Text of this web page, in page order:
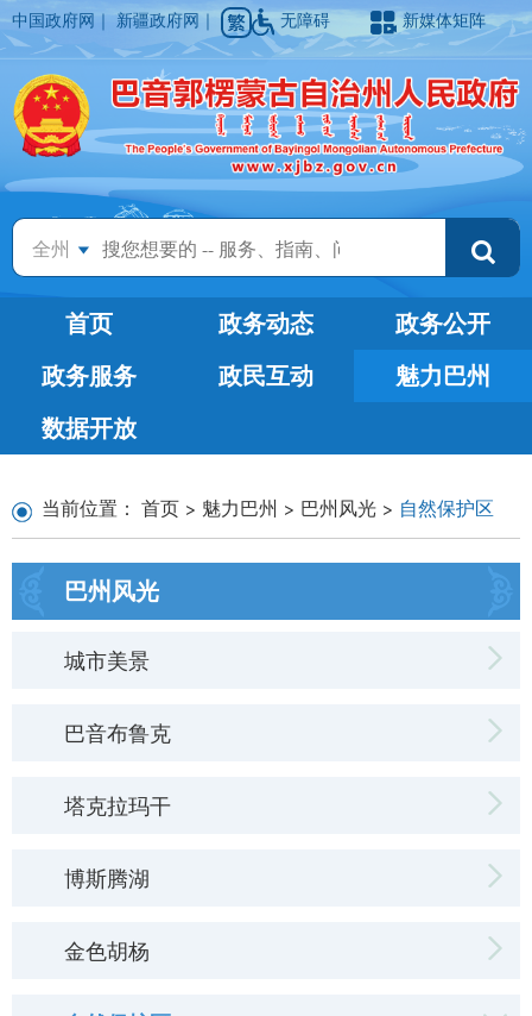
中国政府网 ｜新疆政府网 ｜ 无障碍 新媒体矩阵
全州
首页 政务动态
政务公开
政务服务
政民互动
魅力巴州
数据开放
当前位置： 首页 > 魅力巴州 > 巴州风光 > 自然保护区
巴州风光
城市美景
巴音布鲁克
塔克拉玛干
博斯腾湖
金色胡杨